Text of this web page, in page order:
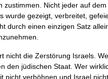
zustimmen. Nicht jeder auf
wurde gezeigt, verbreitet,
durch einen einzigen Satz
nicht die Zerstörung Israels.
den jüdischen Staat. Wer
nicht verhöhnen und Israel